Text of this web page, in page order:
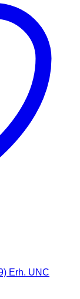
Erh. UNC